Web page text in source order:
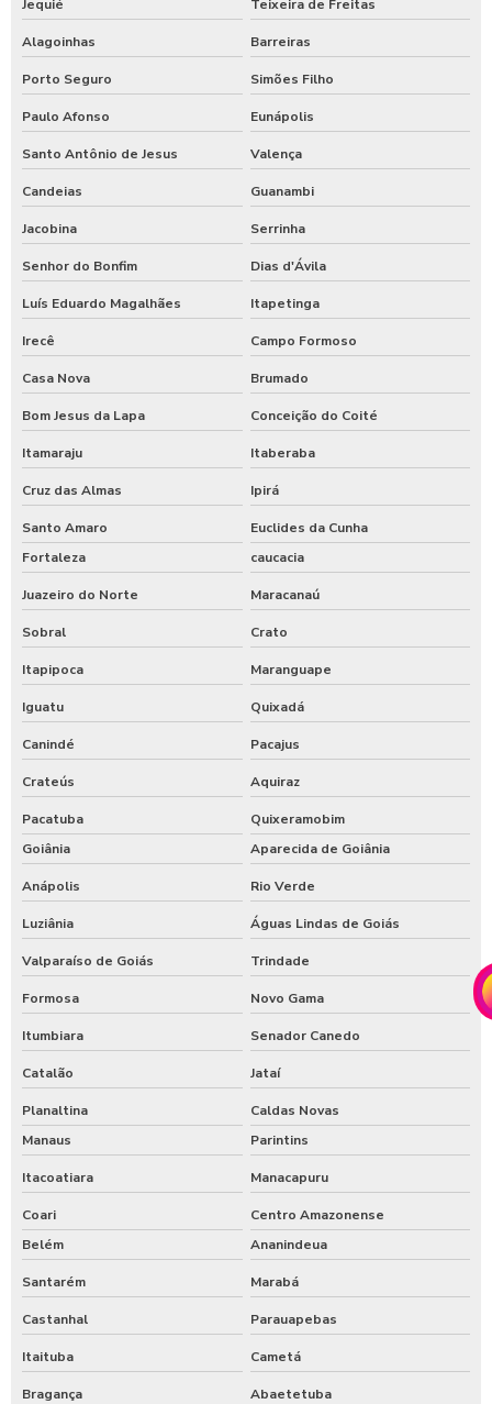
Jequié Teixeira de Freitas
Alagoinhas Barreiras
Porto Seguro Simões Filho
Paulo Afonso Eunápolis
Santo Antônio de Jesus Valença
Candeias Guanambi
Jacobina Serrinha
Senhor do Bonfim Dias d'Ávila
Luís Eduardo Magalhães Itapetinga
Irecê Campo Formoso
Casa Nova Brumado
Bom Jesus da Lapa Conceição do Coité
Itamaraju Itaberaba
Cruz das Almas Ipirá
Santo Amaro
Euclides da Cunha
Fortaleza
caucacia
Juazeiro do Norte Maracanaú
Sobral Crato
Itapipoca Maranguape
Iguatu Quixadá
Canindé Pacajus
Crateús Aquiraz
Pacatuba
Quixeramobim
Goiânia
Aparecida de Goiânia
Anápolis Rio Verde
Luziânia Águas Lindas de Goiás
Valparaíso de Goiás Trindade
Formosa Novo Gama
Itumbiara Senador Canedo
Catalão Jataí
Planaltina
Caldas Novas
Manaus
Parintins
Itacoatiara Manacapuru
Coari
Centro Amazonense
Belém
Ananindeua
Santarém Marabá
Castanhal Parauapebas
Itaituba Cametá
Bragança Abaetetuba